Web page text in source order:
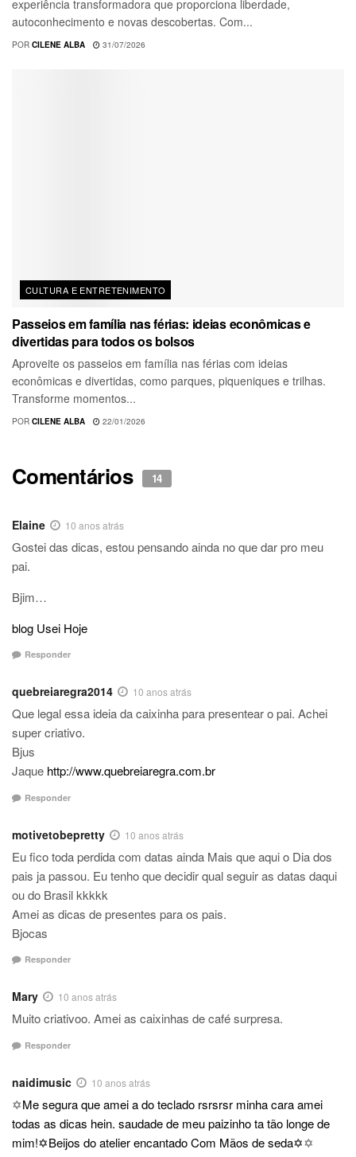
experiência transformadora que proporciona liberdade,
autoconhecimento e novas descobertas. Com...
POR CILENE ALBA 31/07/2026
CULTURA E ENTRETENIMENTO
Passeios em família nas férias: ideias econômicas e
divertidas para todos os bolsos
Aproveite os passeios em família nas férias com ideias
econômicas e divertidas, como parques, piqueniques e trilhas.
Transforme momentos...
POR CILENE ALBA 22/01/2026
Comentários 14
Elaine 10 anos atrás
Gostei das dicas, estou pensando ainda no que dar pro meu
pai.
Bjim…
blog Usei Hoje
Responder
quebreiaregra2014 10 anos atrás
Que legal essa ideia da caixinha para presentear o pai. Achei
super criativo.
Bjus
Jaque http://www.quebreiaregra.com.br
Responder
motivetobepretty 10 anos atrás
Eu fico toda perdida com datas ainda Mais que aqui o Dia dos
pais ja passou. Eu tenho que decidir qual seguir as datas daqui
ou do Brasil kkkkk
Amei as dicas de presentes para os pais.
Bjocas
Responder
Mary 10 anos atrás
Muito criativoo. Amei as caixinhas de café surpresa.
Responder
naidimusic 10 anos atrás
✡Me segura que amei a do teclado rsrsrsr minha cara amei
todas as dicas hein. saudade de meu paizinho ta tão longe de
mim!✡Beijos do atelier encantado Com Mãos de seda✡✡